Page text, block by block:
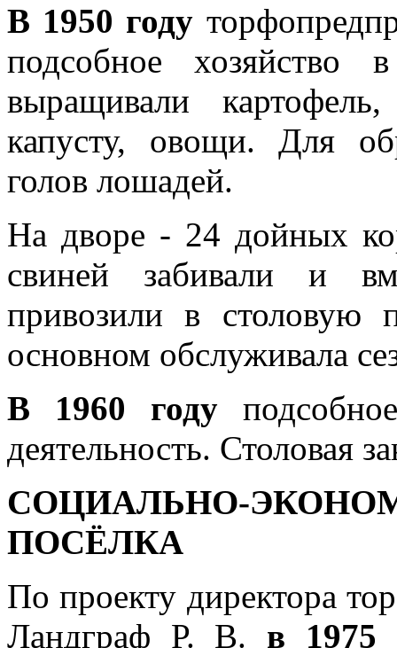
В 1950 году
подсобное
выращивали
капусту, овощи. Для
голов лошадей.
На дворе - 24 дойных
свиней забивали и
привозили в столовую
основном обслуживала
В 1960 году
деятельность. Столовая
СОЦИАЛЬНО-
ПОСЁЛКА
По проекту директора
Ландграф Р. В. в 1975